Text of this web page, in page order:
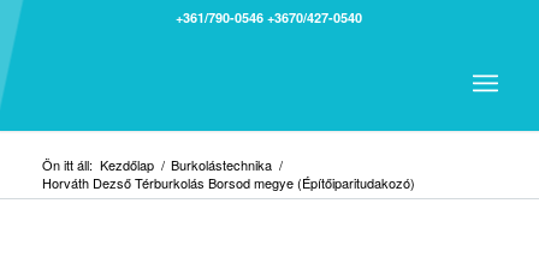
+361/790-0546 +3670/427-0540
Ön itt áll: Kezdőlap / Burkolástechnika /
Horváth Dezső Térburkolás Borsod megye (Építőiparitudakozó)